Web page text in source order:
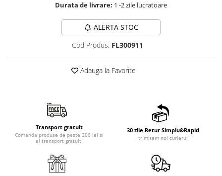
Durata de livrare: 1 -2 zile lucratoare
ALERTA STOC
Cod Produs: FL300911
Adauga la Favorite
Transport gratuit
Comanda produse de peste 300 lei si
ai transport gratuit.
30 zile Retur Simplu&Rapid
trimitem noi curierul